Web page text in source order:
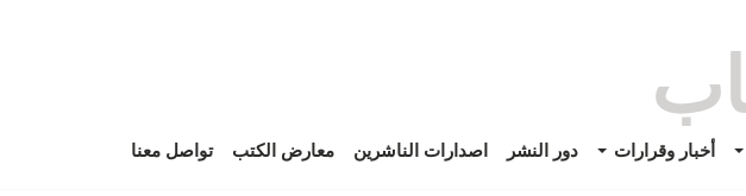
أخبار وقرارات دور النشر اصدارات الناشرين معارض الكتب تواصل معنا